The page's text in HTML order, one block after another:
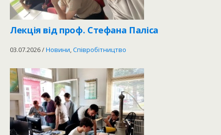
Лекція від проф. Стефана Паліса
03.07.2026/Новини,Співробітництво